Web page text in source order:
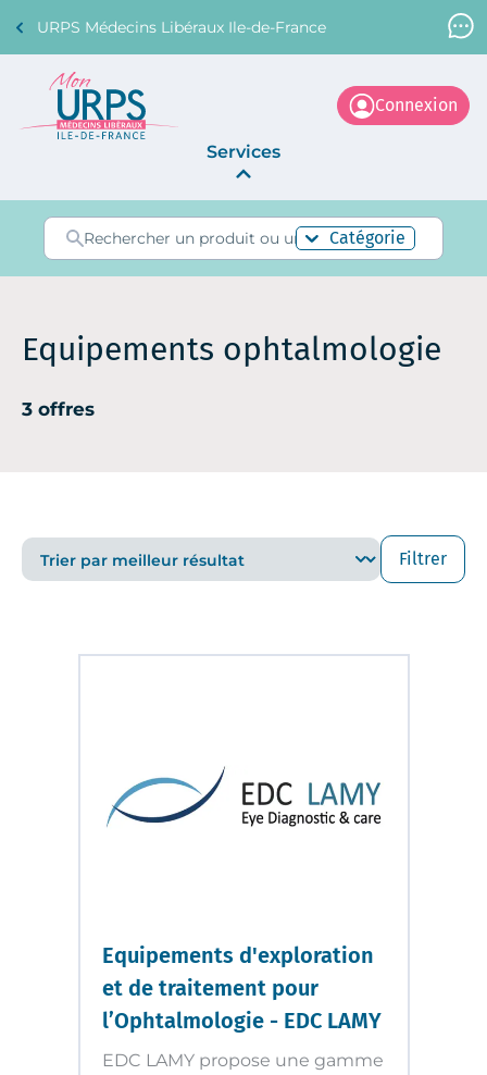
URPS Médecins Libéraux Ile-de-France
Support Médecin
01 45 45 45 45
Services
Annonces
La Centrale
Connexion
Catégorie
Equipements ophtalmologie
3 offres
Filtrer
Equipements d'exploration
et de traitement pour
l’Ophtalmologie - EDC LAMY
EDC LAMY propose une gamme